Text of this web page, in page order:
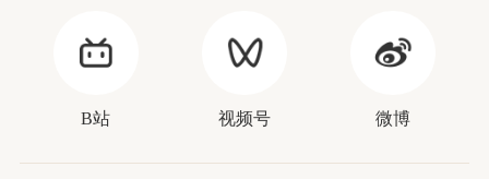
B站 视频号 微博